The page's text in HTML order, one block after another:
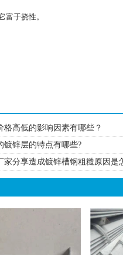
富于挠性。
格高低的影响因素有哪些？
镀锌层的特点有哪些?
家分享造成镀锌槽钢粗糙原因是